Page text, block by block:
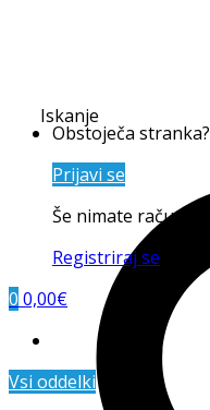
Iskanje
Obstoječa stranka?
Prijavi se
Še nimate računa?
Registriraj se
0 0,00€
Vsi oddelki